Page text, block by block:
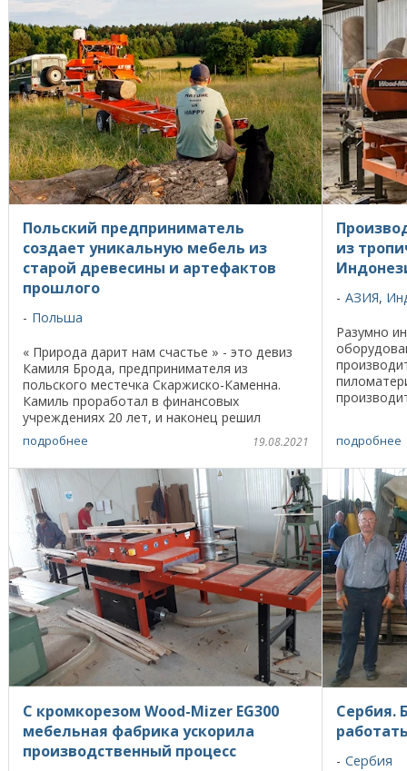
Польский предприниматель
создает уникальную мебель из
старой древесины и артефактов
прошлого
Польша
« Природа дарит нам счастье » - это девиз
Камиля Брода, предпринимателя из
польского местечка Скаржиско-Каменна.
Камиль проработал в финансовых
учреждениях 20 лет, и наконец решил
воплотить в жизнь свою мечту. Он основал
компанию OLD Mountains , ...
подробнее 19.08.2021
из
АЗИЯ,
Разумно
острове
подробнее
С кромкорезом Wood-Mizer EG300
мебельная фабрика ускорила
производственный процесс
Сербия.
Сербия